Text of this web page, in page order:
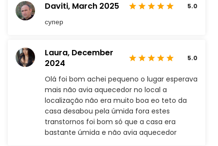
Daviti, March 2025 5.0
супер
Laura, December
2024
5.0
Olá foi bom achei pequeno o lugar esperava
mais não avia aquecedor no local a
localização não era muito boa eo teto da
casa desabou pela úmida fora estes
transtornos foi bom só que a casa era
bastante úmida e não avia aquecedor